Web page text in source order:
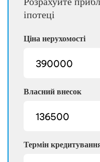
іпотеці
Ціна нерухомості
Власний внесок
Термін